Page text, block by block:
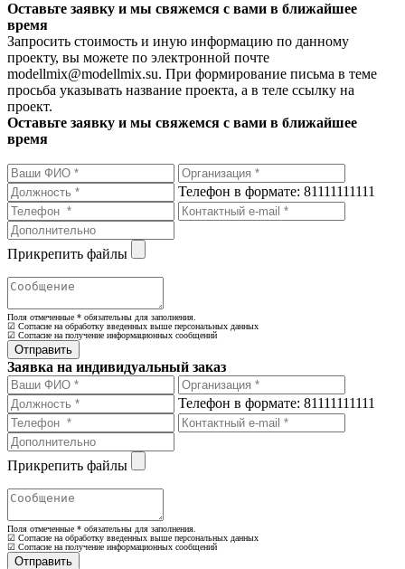
Оставьте заявку и мы свяжемся с вами в ближайшее
время
Запросить стоимость и иную информацию по данному
проекту, вы можете по электронной почте
modellmix@modellmix.su. При формирование письма в теме
просьба указывать название проекта, а в теле ссылку на
проект.
Оставьте заявку и мы свяжемся с вами в ближайшее
время
Телефон в формате: 81111111111
Прикрепить файлы
Поля отмеченные * обязательны для заполнения.
☑ Согласие на обработку введенных выше персональных данных
☑ Согласие на получение информационных сообщений
Заявка на индивидуальный заказ
Телефон в формате: 81111111111
Прикрепить файлы
Поля отмеченные * обязательны для заполнения.
☑ Согласие на обработку введенных выше персональных данных
☑ Согласие на получение информационных сообщений